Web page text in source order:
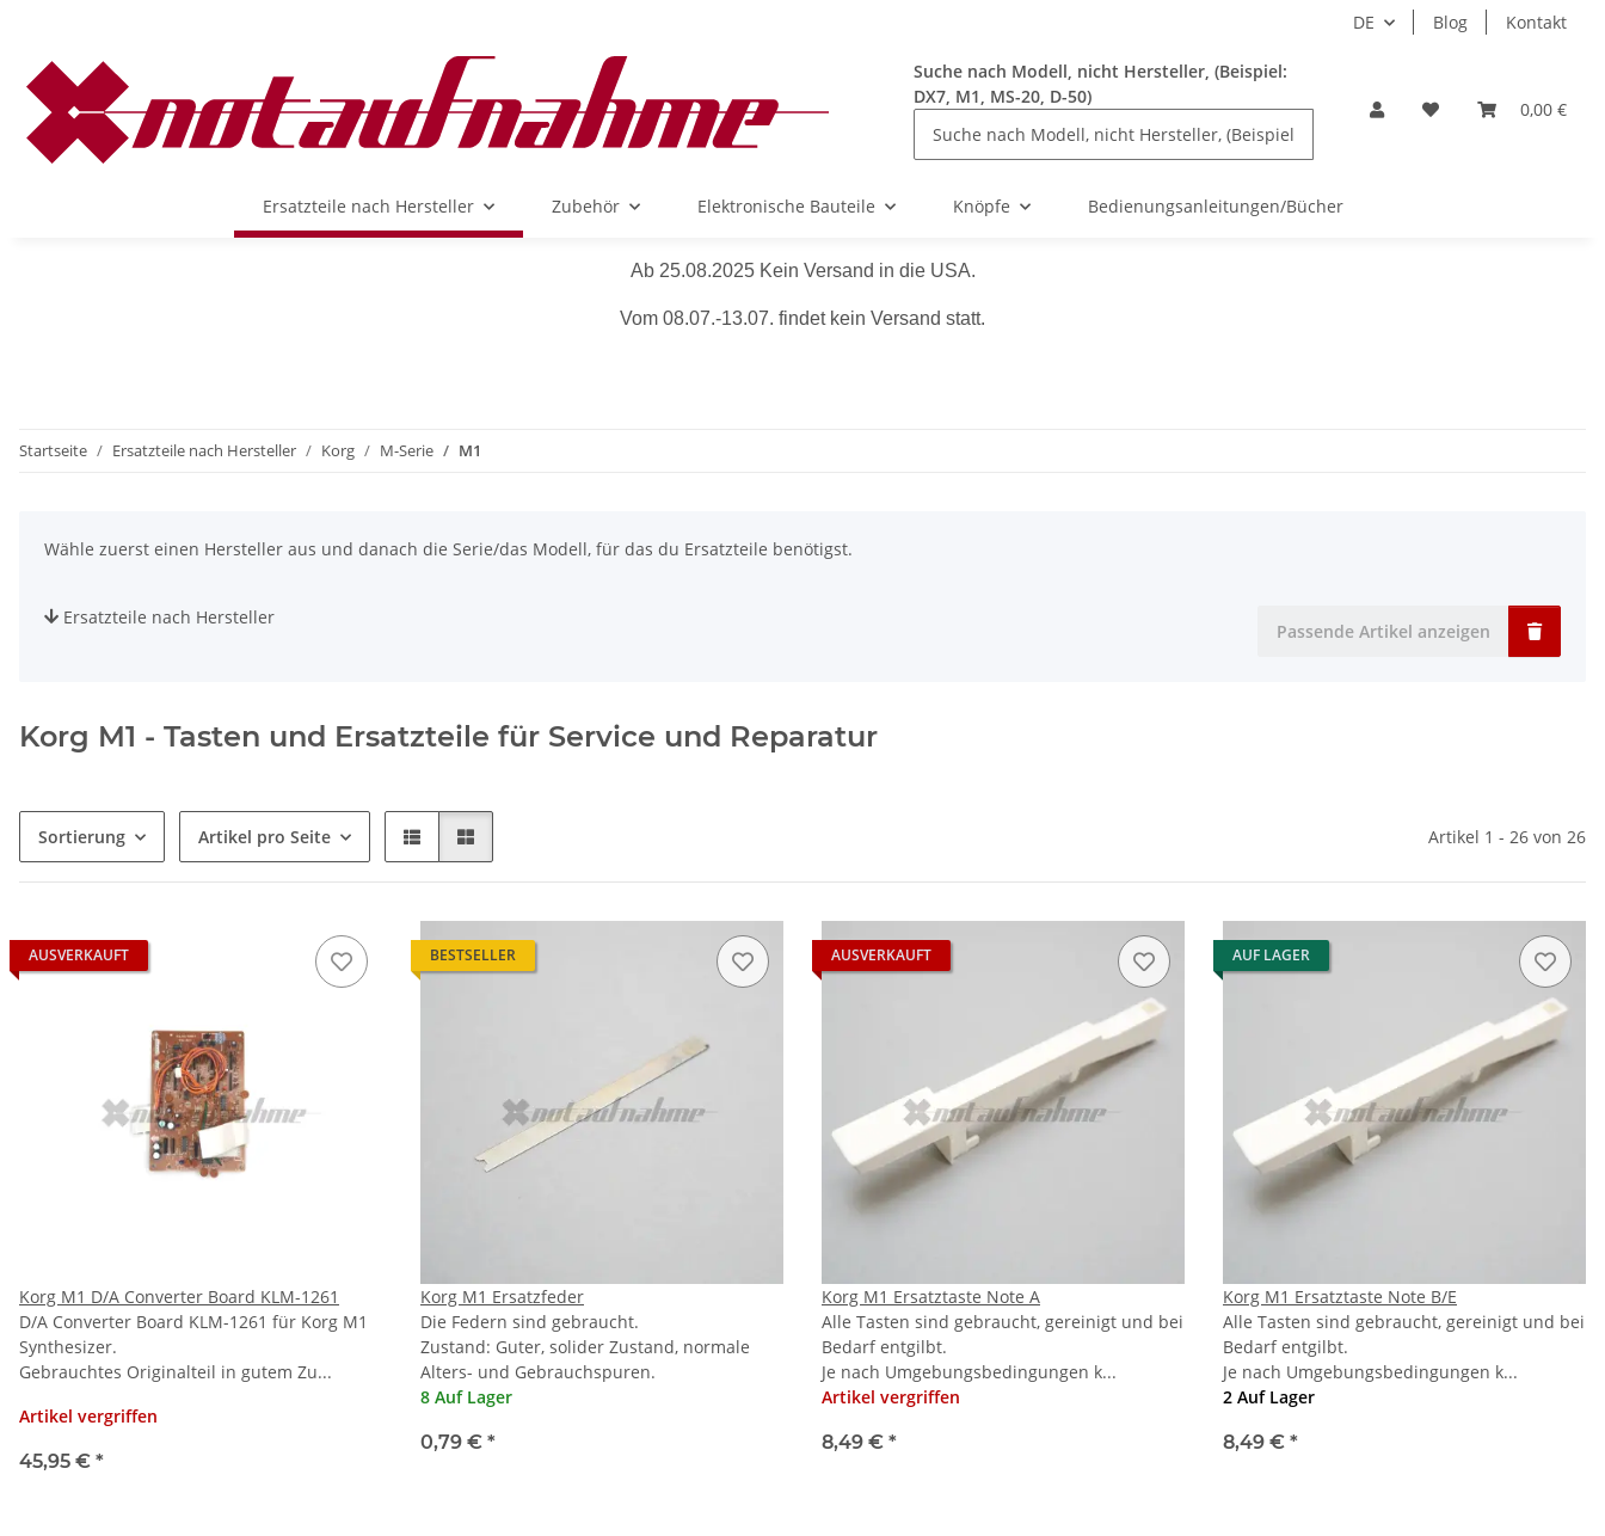
DE Blog Kontakt
Suche nach Modell, nicht Hersteller, (Beispiel:
DX7, M1, MS-20, D-50)
0,00 €
Ersatzteile nach Hersteller Zubehör Elektronische Bauteile Knöpfe Bedienungsanleitungen/Bücher
Ab 25.08.2025 Kein Versand in die USA.
Vom 08.07.-13.07. findet kein Versand statt.
Startseite Ersatzteile nach Hersteller Korg M-Serie M1
Wähle zuerst einen Hersteller aus und danach die Serie/das Modell, für das du Ersatzteile benötigst.
Ersatzteile nach Hersteller
Passende Artikel anzeigen
Korg M1 - Tasten und Ersatzteile für Service und Reparatur
Sortierung Artikel pro Seite Artikel 1 - 26 von 26
AUSVERKAUFT
Korg M1 D/A Converter Board KLM-1261
D/A Converter Board KLM-1261 für Korg M1
Synthesizer.
Gebrauchtes Originalteil in gutem Zu...
Artikel vergriffen
45,95 € *
BESTSELLER
Korg M1 Ersatzfeder
Die Federn sind gebraucht.
Zustand: Guter, solider Zustand, normale
Alters- und Gebrauchspuren.
8 Auf Lager
0,79 € *
AUSVERKAUFT
Korg M1 Ersatztaste Note A
Alle Tasten sind gebraucht, gereinigt und bei
Bedarf entgilbt.
Je nach Umgebungsbedingungen k...
Artikel vergriffen
8,49 € *
AUF LAGER
Korg M1 Ersatztaste Note B/E
Alle Tasten sind gebraucht, gereinigt und bei
Bedarf entgilbt.
Je nach Umgebungsbedingungen k...
2 Auf Lager
8,49 € *